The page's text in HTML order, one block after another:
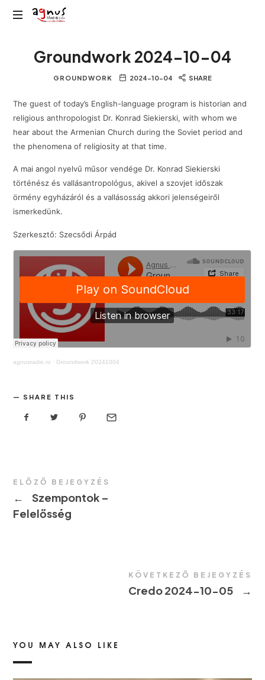
Agnus
közösségi
rádiója
Groundwork 2024-10-04
GROUNDWORK 2024-10-04 SHARE
The guest of today’s English-language program is historian and
religious anthropologist Dr. Konrad Siekierski, with whom we
hear about the Armenian Church during the Soviet period and
the phenomena of religiosity at that time.
A mai angol nyelvű műsor vendége Dr. Konrad Siekierski
történész és vallásantropológus, akivel a szovjet időszak
örmény egyházáról és a vallásosság akkori jelenségeiről
ismerkedünk.
Szerkesztő: Szecsődi Árpád
agnusradio.ro ·Groundwork 20241004
SHARE THIS
ELŐZŐ BEJEGYZÉS
←
Szempontok –
Felelősség
KÖVETKEZŐ BEJEGYZÉS
Credo 2024-10-05 →
YOU MAY ALSO LIKE